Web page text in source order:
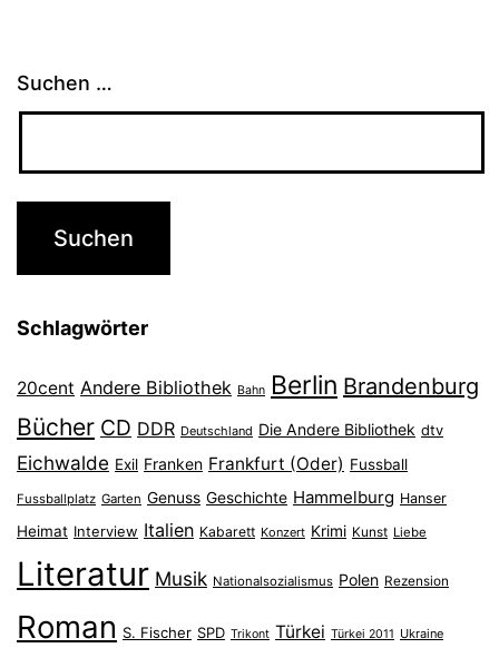
Suchen …
Schlagwörter
20cent Andere Bibliothek Bahn Berlin Brandenburg
Bücher CD DDR Deutschland Die Andere Bibliothek dtv
Eichwalde Exil Franken Frankfurt (Oder) Fussball
Fussballplatz Garten Genuss Geschichte Hammelburg Hanser
Heimat Interview Italien Kabarett Konzert Krimi Kunst Liebe
Literatur Musik Nationalsozialismus Polen Rezension
Roman S. Fischer SPD Trikont Türkei Türkei 2011 Ukraine